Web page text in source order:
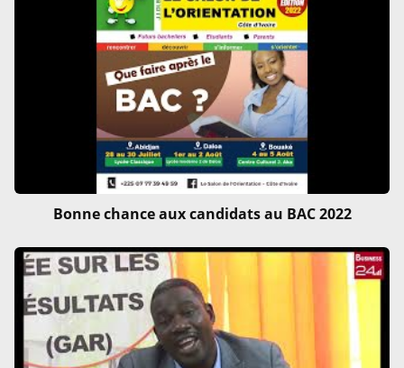
Bonne chance aux candidats au BAC 2022